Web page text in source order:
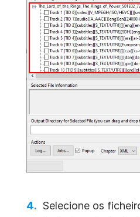
Selecione os